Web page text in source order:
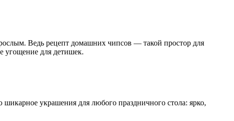
Ведь рецепт домашних чипсов — такой простор для
угощение для детишек.
шикарное украшения для любого праздничного стола: ярко,